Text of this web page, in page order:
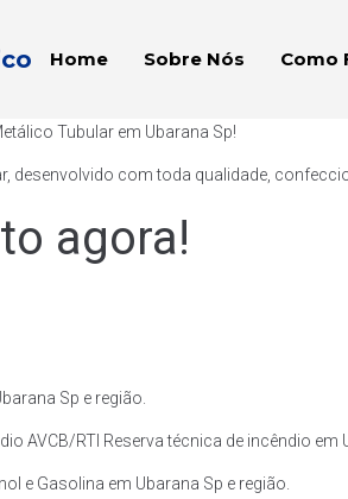
Home Sobre Nós Como
Tubular em Ubarana Sp!
desenvolvido com toda qualidade,
agora!
Sp e região.
AVCB/RTI Reserva técnica de incêndio em
e Gasolina em Ubarana Sp e região.